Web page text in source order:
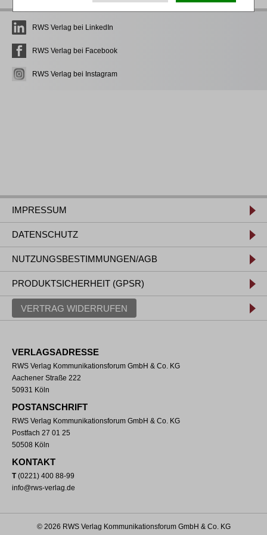
RWS Verlag bei LinkedIn
RWS Verlag bei Facebook
RWS Verlag bei Instagram
IMPRESSUM
DATENSCHUTZ
NUTZUNGSBESTIMMUNGEN/AGB
PRODUKTSICHERHEIT (GPSR)
VERTRAG WIDERRUFEN
VERLAGSADRESSE
RWS Verlag Kommunikationsforum GmbH & Co. KG
Aachener Straße 222
50931 Köln
POSTANSCHRIFT
RWS Verlag Kommunikationsforum GmbH & Co. KG
Postfach 27 01 25
50508 Köln
KONTAKT
T(0221) 400 88-99
info@rws-verlag.de
© 2026 RWS Verlag Kommunikationsforum GmbH & Co. KG